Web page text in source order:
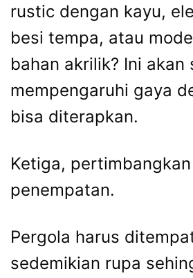
rustic dengan kayu,
besi tempa, atau
bahan akrilik? Ini akan
mempengaruhi gaya
bisa diterapkan.
Ketiga, pertimbangkan
penempatan.
Pergola harus
sedemikian rupa